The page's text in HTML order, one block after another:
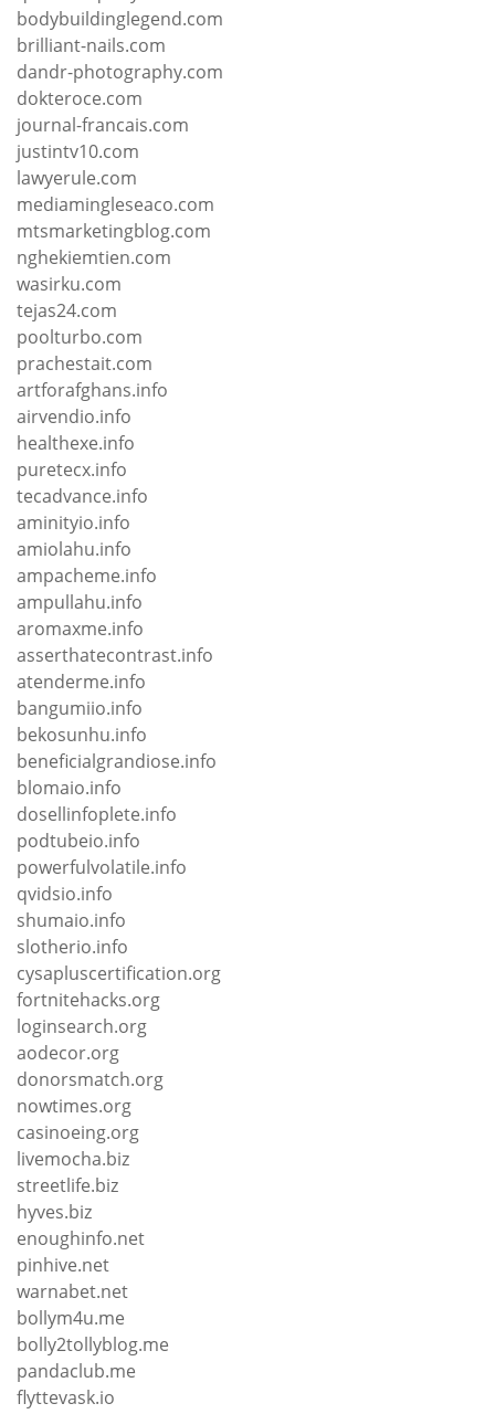
bodybuildinglegend.com
brilliant-nails.com
dandr-photography.com
dokteroce.com
journal-francais.com
justintv10.com
lawyerule.com
mediamingleseaco.com
mtsmarketingblog.com
nghekiemtien.com
wasirku.com
tejas24.com
poolturbo.com
prachestait.com
artforafghans.info
airvendio.info
healthexe.info
puretecx.info
tecadvance.info
aminityio.info
amiolahu.info
ampacheme.info
ampullahu.info
aromaxme.info
asserthatecontrast.info
atenderme.info
bangumiio.info
bekosunhu.info
beneficialgrandiose.info
blomaio.info
dosellinfoplete.info
podtubeio.info
powerfulvolatile.info
qvidsio.info
shumaio.info
slotherio.info
cysapluscertification.org
fortnitehacks.org
loginsearch.org
aodecor.org
donorsmatch.org
nowtimes.org
casinoeing.org
livemocha.biz
streetlife.biz
hyves.biz
enoughinfo.net
pinhive.net
warnabet.net
bollym4u.me
bolly2tollyblog.me
pandaclub.me
flyttevask.io